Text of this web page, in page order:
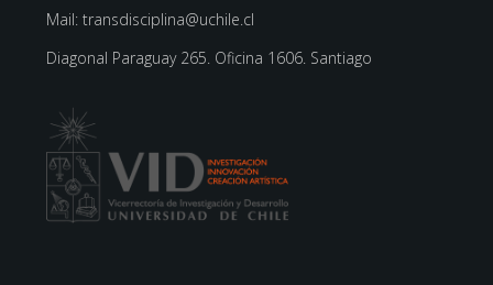
Mail: transdisciplina@uchile.cl
Diagonal Paraguay 265. Oficina 1606. Santiago